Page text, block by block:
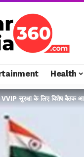
Health
VVIP सुरक्षा के लिए विशेष बैठक